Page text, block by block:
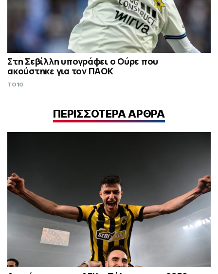
Στη Σεβίλλη υπογράφει ο Ούρε που
ακούστηκε για τον ΠΑΟΚ
TO10
ΠΕΡΙΣΣΟΤΕΡΑ ΑΡΘΡΑ